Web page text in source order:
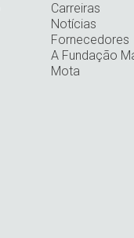
Carreiras
Notícias
Fornecedores
A Fundação
Mota